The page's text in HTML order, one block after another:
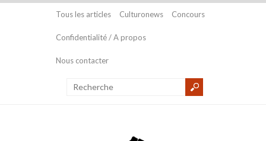
Tous les articles Culturonews Concours
Confidentialité / A propos
Nous contacter